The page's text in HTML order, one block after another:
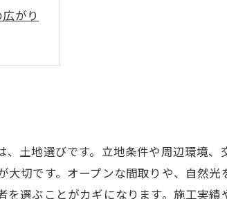
がり
る
まり
土地選びです。立地条件や周辺環境、
切です。オープンな間取りや、自然光
選ぶことがカギになります。施工実績